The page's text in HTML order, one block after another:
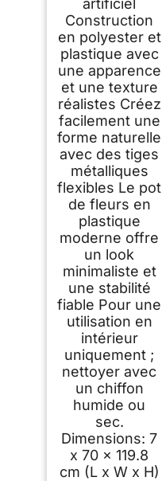
artificiel
Construction
en polyester et
plastique avec
une apparence
et une texture
réalistes Créez
facilement une
forme naturelle
avec des tiges
métalliques
flexibles Le pot
de fleurs en
plastique
moderne offre
un look
minimaliste et
une stabilité
fiable Pour une
utilisation en
intérieur
uniquement ;
nettoyer avec
un chiffon
humide ou
sec.
Dimensions: 7
x 70 x 119.8
cm (L x W x H)